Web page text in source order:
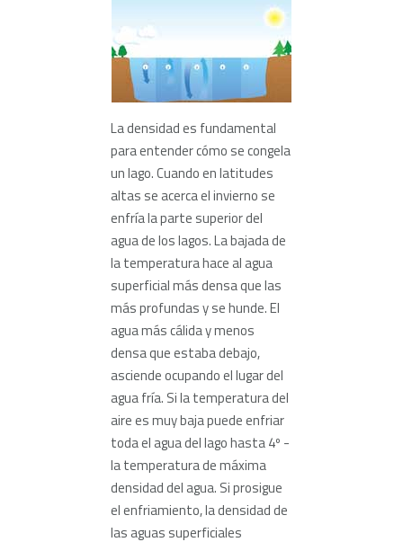
La densidad es fundamental
para entender cómo se congela
un lago. Cuando en latitudes
altas se acerca el invierno se
enfría la parte superior del
agua de los lagos. La bajada de
la temperatura hace al agua
superficial más densa que las
más profundas y se hunde. El
agua más cálida y menos
densa que estaba debajo,
asciende ocupando el lugar del
agua fría. Si la temperatura del
aire es muy baja puede enfriar
toda el agua del lago hasta 4º -
la temperatura de máxima
densidad del agua. Si prosigue
el enfriamiento, la densidad de
las aguas superficiales